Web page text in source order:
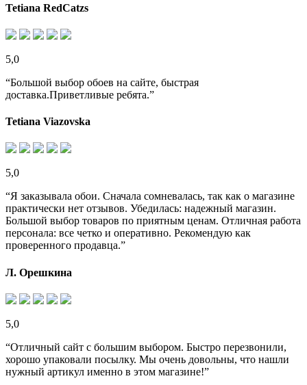
Tetiana RedCatzs
5,0
“Большой выбор обоев на сайте, быстрая
доставка.Приветливые ребята.”
Tetiana Viazovska
5,0
“Я заказывала обои. Сначала сомневалась, так как о магазине
практически нет отзывов. Убедилась: надежный магазин.
Большой выбор товаров по приятным ценам. Отличная работа
персонала: все четко и оперативно. Рекомендую как
проверенного продавца.”
Л. Орешкина
5,0
“Отличный сайт с большим выбором. Быстро перезвонили,
хорошо упаковали посылку. Мы очень довольны, что нашли
нужный артикул именно в этом магазине!”